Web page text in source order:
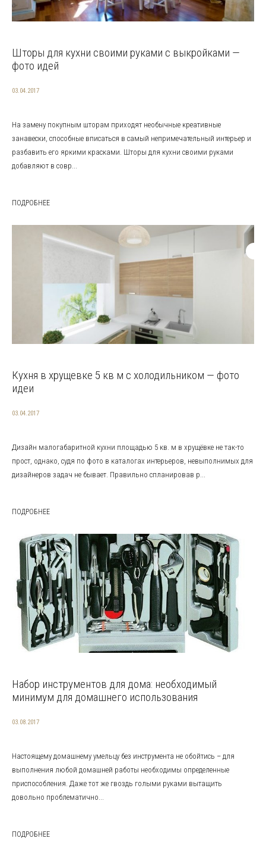
Шторы для кухни своими руками с выкройками —
фото идей
03.04.2017
На замену покупным шторам приходят необычные креативные
занавески, способные вписаться в самый непримечательный интерьер и
разбавить его яркими красками. Шторы для кухни своими руками
добавляют в совр...
ПОДРОБНЕЕ
Кухня в хрущевке 5 кв м с холодильником — фото
идеи
03.04.2017
Дизайн малогабаритной кухни площадью 5 кв. м в хрущёвке не так-то
прост, однако, судя по фото в каталогах интерьеров, невыполнимых для
дизайнеров задач не бывает. Правильно спланировав р...
ПОДРОБНЕЕ
Набор инструментов для дома: необходимый
минимум для домашнего использования
03.08.2017
Настоящему домашнему умельцу без инструмента не обойтись – для
выполнения любой домашней работы необходимы определенные
приспособления. Даже тот же гвоздь голыми руками вытащить
довольно проблематично...
ПОДРОБНЕЕ